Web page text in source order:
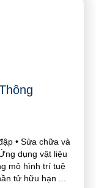
• Sửa chữa và
dụng vật liệu
mô hình trí tuệ
tử hữu hạn